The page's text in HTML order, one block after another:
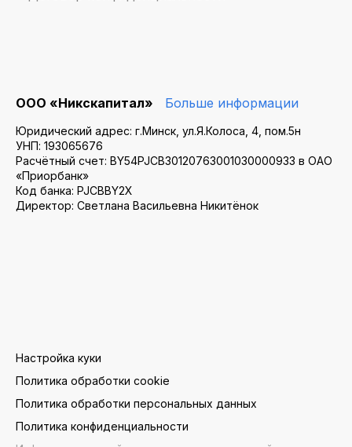
ООО «Никскапитал» Больше информации
Юридический адрес: г.Минск, ул.Я.Колоса, 4, пом.5н
УНП: 193065676
Расчётный счет: BY54PJCB30120763001030000933 в ОАО
«Приорбанк»
Код банка: PJCBBY2X
Директор: Светлана Васильевна Никитёнок
Настройка куки
Политика обработки cookie
Политика обработки персональных данных
Политика конфиденциальности